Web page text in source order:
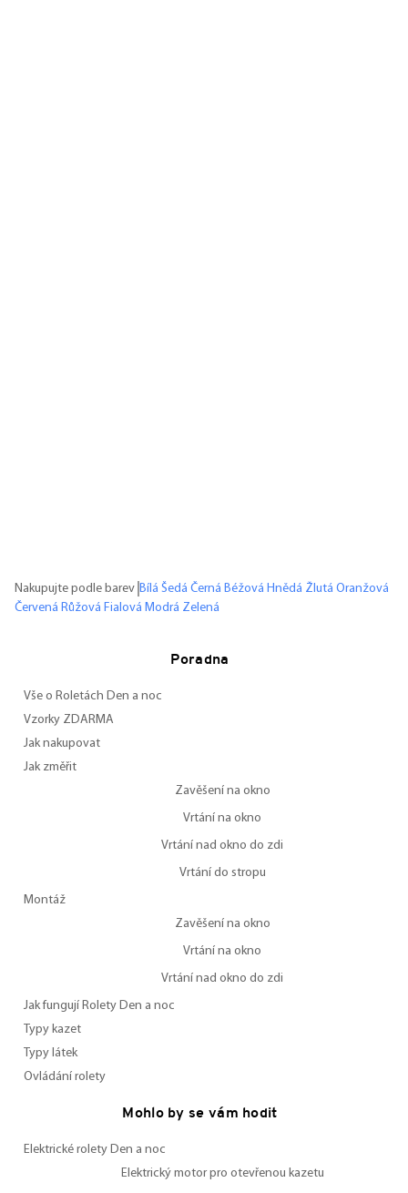
Nakupujte podle barev Bílá Šedá Černá Béžová Hnědá Žlutá Oranžová
Červená Růžová Fialová Modrá Zelená
Poradna
Vše o Roletách Den a noc
Vzorky ZDARMA
Jak nakupovat
Jak změřit
Zavěšení na okno
Vrtání na okno
Vrtání nad okno do zdi
Vrtání do stropu
Montáž
Zavěšení na okno
Vrtání na okno
Vrtání nad okno do zdi
Jak fungují Rolety Den a noc
Typy kazet
Typy látek
Ovládání rolety
Mohlo by se vám hodit
Elektrické rolety Den a noc
Elektrický motor pro otevřenou kazetu